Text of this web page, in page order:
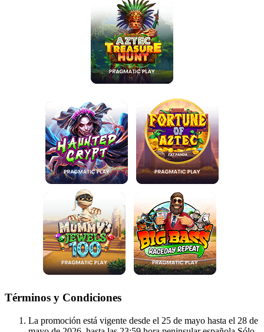
Términos y Condiciones
La promoción está vigente desde el 25 de mayo hasta el 28 de